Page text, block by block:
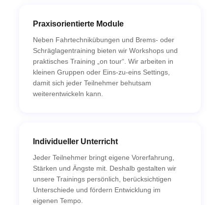
Praxisorientierte Module
Neben Fahrtechnikübungen und Brems- oder
Schräglagentraining bieten wir Workshops und
praktisches Training „on tour“. Wir arbeiten in
kleinen Gruppen oder Eins-zu-eins Settings,
damit sich jeder Teilnehmer behutsam
weiterentwickeln kann.
Individueller Unterricht
Jeder Teilnehmer bringt eigene Vorerfahrung,
Stärken und Ängste mit. Deshalb gestalten wir
unsere Trainings persönlich, berücksichtigen
Unterschiede und fördern Entwicklung im
eigenen Tempo.